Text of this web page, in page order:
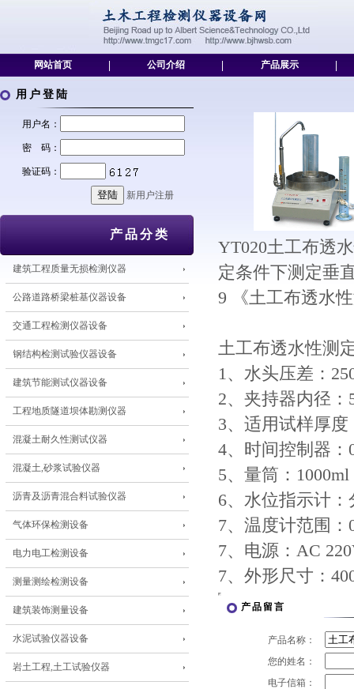
网站首页 公司介绍 产品展示
用户登陆
用户名：
密 码：
验证码：
新用户注册
产品分类
建筑工程质量无损检测仪器
公路道路桥梁桩基仪器设备
交通工程检测仪器设备
钢结构检测试验仪器设备
建筑节能测试仪器设备
工程地质隧道坝体勘测仪器
混凝土耐久性测试仪器
混凝土,砂浆试验仪器
沥青及沥青混合料试验仪器
气体环保检测设备
电力电工检测设备
测量测绘检测设备
建筑装饰测量设备
水泥试验仪器设备
岩土工程,土工试验仪器
YT020土工布透
定条件下测定垂
9 《土工布透水
土工布透水性测
1、水头压差：
2、夹持器内径：
3、适用试样厚度
4、时间控制器：
5、量筒：
6、水位指示计：
7、温度计范围
7、电源：AC
7、外形尺寸：
产品留言
产品名称：
您的姓名：
电子信箱：